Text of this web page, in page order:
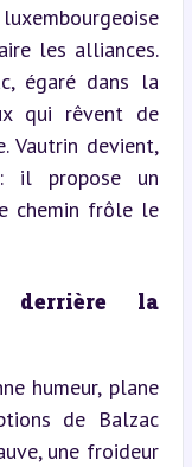
les alliances.
égaré dans la
qui rêvent de
Vautrin devient,
il propose un
chemin frôle le
la
humeur, plane
de Balzac
une froideur